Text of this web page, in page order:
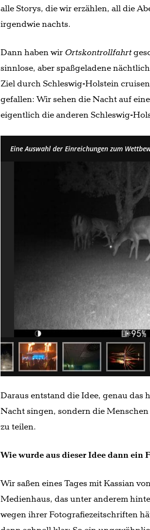
alle Storys, die wir erzählen, all die
irgendwie nachts.
Dann haben wir Ortskontrollfahrt
sinnlose, aber spaßgeladene
Ziel durch Schleswig-Holstein
gefallen: Wir sehen die Nacht auf
eigentlich die anderen Schleswig-
Eine Auswahl der Einreichungen zum
Daraus entstand die Idee, genau
Nacht singen, sondern die
zu teilen.
Wie wurde aus dieser Idee dann ein
Wir saßen eines Tages mit Kassian
Medienhaus, das unter anderem
wegen ihrer Fotografiezeitschriften